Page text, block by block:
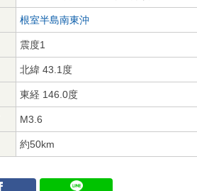
根室半島南東沖
震度1
北緯 43.1度
東経 146.0度
M3.6
約50km